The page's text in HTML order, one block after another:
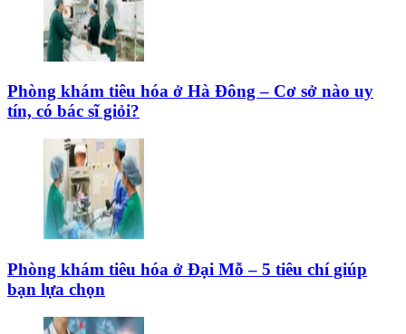
Phòng khám tiêu hóa ở Hà Đông – Cơ sở nào uy
tín, có bác sĩ giỏi?
Phòng khám tiêu hóa ở Đại Mỗ – 5 tiêu chí giúp
bạn lựa chọn